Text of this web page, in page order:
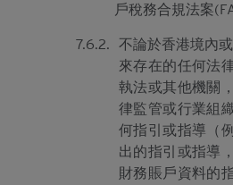
戶稅務合規法案
7.6.2.
不論於香港境內
來存在的任何法
執法或其他機關
律監管或行業組
何指引或指導（
出的指引或指導
財務賬戶資料的